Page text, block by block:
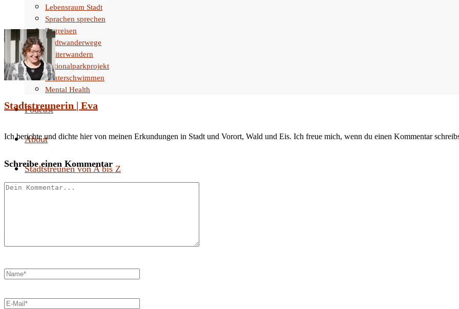
Lebensraum Stadt
Sprachen sprechen
Zugreisen
Stadtwanderwege
Weiterwandern
Nationalparkprojekt
Winterschwimmen
Mental Health
Podcast
About
Stadtstreunen von A bis Z
Stadtstreunerin | Eva
Ich berichte und dichte hier von meinen Erkundungen in Stadt und Vorort, Wald und Eis. Ich freue mich, wenn du einen Kommentar
Schreibe einen Kommentar